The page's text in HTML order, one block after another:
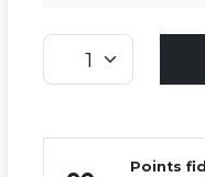
Points